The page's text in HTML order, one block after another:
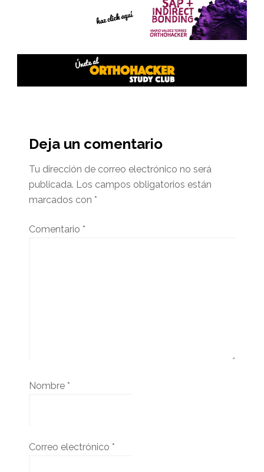
del
lector
Deja un comentario
Tu dirección de correo electrónico no será
publicada. Los campos obligatorios están
marcados con *
Comentario *
Nombre *
Correo electrónico *